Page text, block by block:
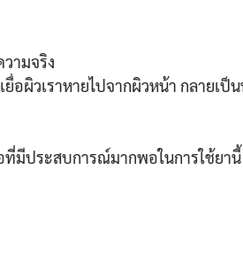
ามจริง
อผิวเราหายไปจากผิวหน้า กลายเป็
ที่มีประสบการณ์มากพอในการใช้ยา